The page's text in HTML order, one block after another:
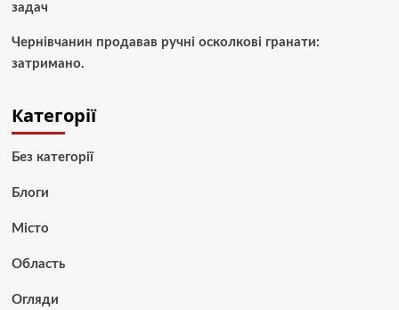
задач
Чернівчанин продавав ручні осколкові гранати:
затримано.
Категорії
Без категорії
Блоги
Місто
Область
Огляди